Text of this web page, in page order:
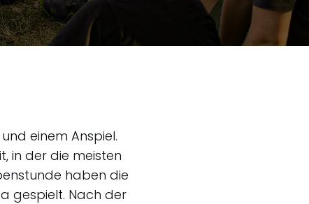
einem Anspiel.
in der die meisten
haben die
gespielt. Nach der